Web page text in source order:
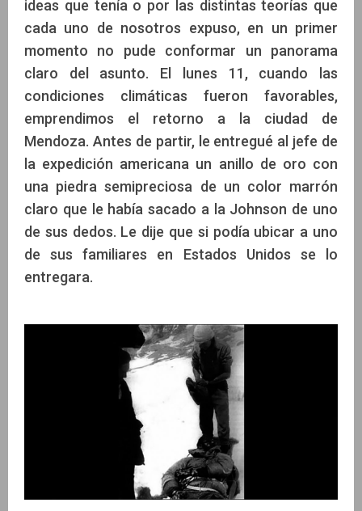
ideas que tenía o por las distintas teorías que
cada uno de nosotros expuso, en un primer
momento no pude conformar un panorama
claro del asunto. El lunes 11, cuando las
condiciones climáticas fueron favorables,
emprendimos el retorno a la ciudad de
Mendoza. Antes de partir, le entregué al jefe de
la expedición americana un anillo de oro con
una piedra semipreciosa de un color marrón
claro que le había sacado a la Johnson de uno
de sus dedos. Le dije que si podía ubicar a uno
de sus familiares en Estados Unidos se lo
entregara.